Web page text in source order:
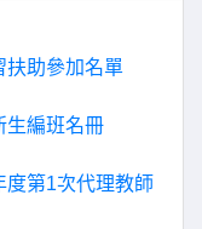
扶助參加名單
生編班名冊
第1次代理教師